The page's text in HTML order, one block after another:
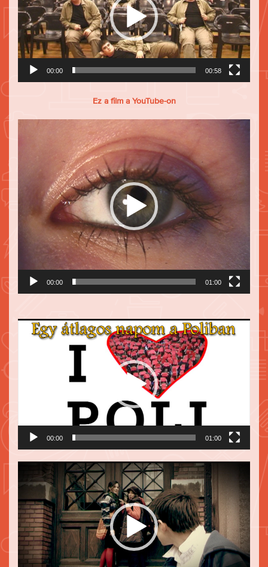
00:00 00:58
Ez a film a YouTube-on
00:00 01:00
Videólejátszó
00:00 01:00
Videólejátszó